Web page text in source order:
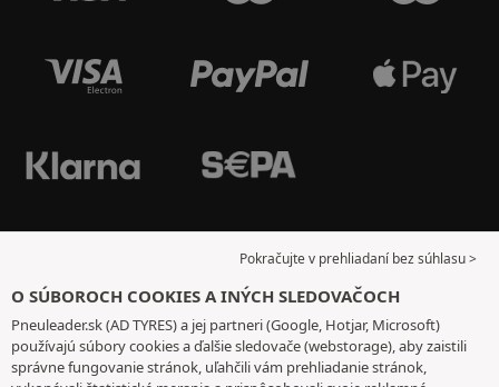
Pokračujte v prehliadaní bez súhlasu >
O SÚBOROCH COOKIES A INÝCH SLEDOVAČOCH
Pneuleader.sk (AD TYRES) a jej partneri (Google, Hotjar, Microsoft)
používajú súbory cookies a ďalšie sledovače (webstorage), aby zaistili
správne fungovanie stránok, uľahčili vám prehliadanie stránok,